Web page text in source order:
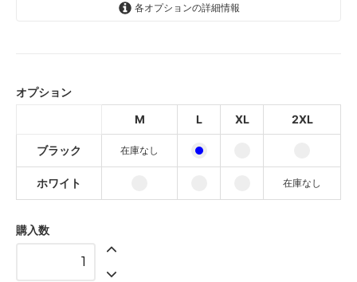
各オプションの詳細情報
ブラック
ホワイト
オプション
M
L XL 2XL
ブラック 在庫なし
ホワイト 在庫なし
購入数